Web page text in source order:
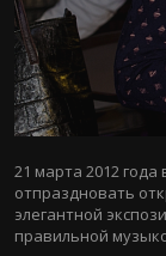
21 марта 2012 года
отпраздновать
элегантной
правильной